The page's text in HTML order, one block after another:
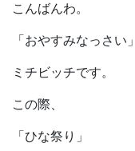
こんばんわ。
「おやすみなっさい」
ミチビッチです。
この際、
「ひな祭り」